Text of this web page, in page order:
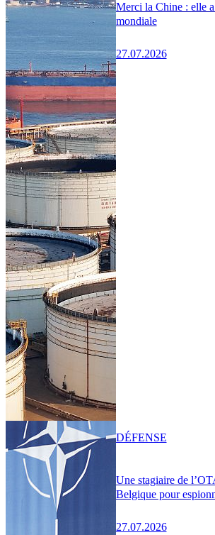
Merci la Chine : elle
mondiale
27.07.2026
Une stagiaire de
Belgique pour
27.07.2026
DÉFENSE